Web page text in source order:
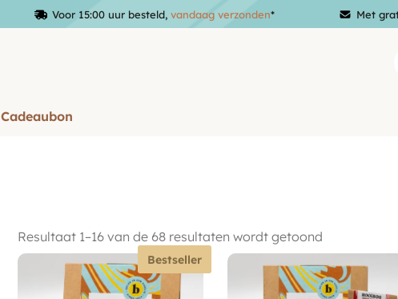
Voor 15:00 uur besteld, vandaag verzonden* Met
Cadeaubon
Resultaat 1–16 van de 68 resultaten wordt getoond
Bestseller